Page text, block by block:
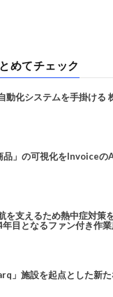
めてチェック
動化システムを手掛ける
」の可視化をInvoiceの
を支えるため熱中症対策
目となるファン付き作
」施設を起点とした新